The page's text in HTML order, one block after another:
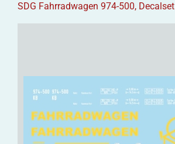
SDG Fahrradwagen 974-500, Decalset